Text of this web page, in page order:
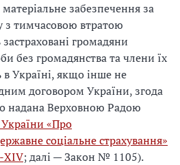
забезпечення за
з тимчасовою втратою
громадяни
без громадянства та члени їх
Україні, якщо інше не
договором України, згода
надана Верховною Радою
«Про
соціальне страхування»
XIV; далі — Закон № 1105).